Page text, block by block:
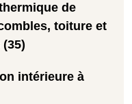
de
toiture et
intérieure à